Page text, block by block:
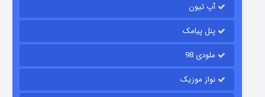
آپ تیون
پنل پیامک
ملودی 98
نواز موزیک